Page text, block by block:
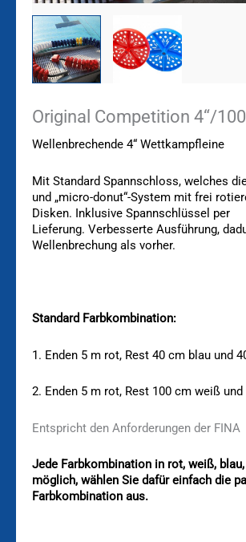
Original Competition 4“/
Wellenbrechende 4“ Wettkampfleine
Mit Standard Spannschloss, welches
und „micro-donut“-System mit frei
Disken. Inklusive Spannschlüssel per
Lieferung. Verbesserte Ausführung,
Wellenbrechung als vorher.
Standard Farbkombination:
1. Enden 5 m rot, Rest 40 cm blau und
2. Enden 5 m rot, Rest 100 cm weiß
Entspricht den Anforderungen der FINA
Jede Farbkombination in rot, weiß,
möglich, wählen Sie dafür einfach die
Farbkombination aus.